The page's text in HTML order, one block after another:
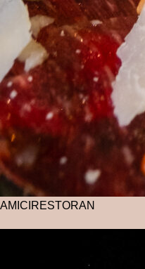
AMICI RESTORAN